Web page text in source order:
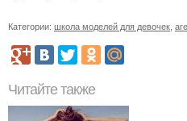
Категории: школа моделей для девочек
Читайте также